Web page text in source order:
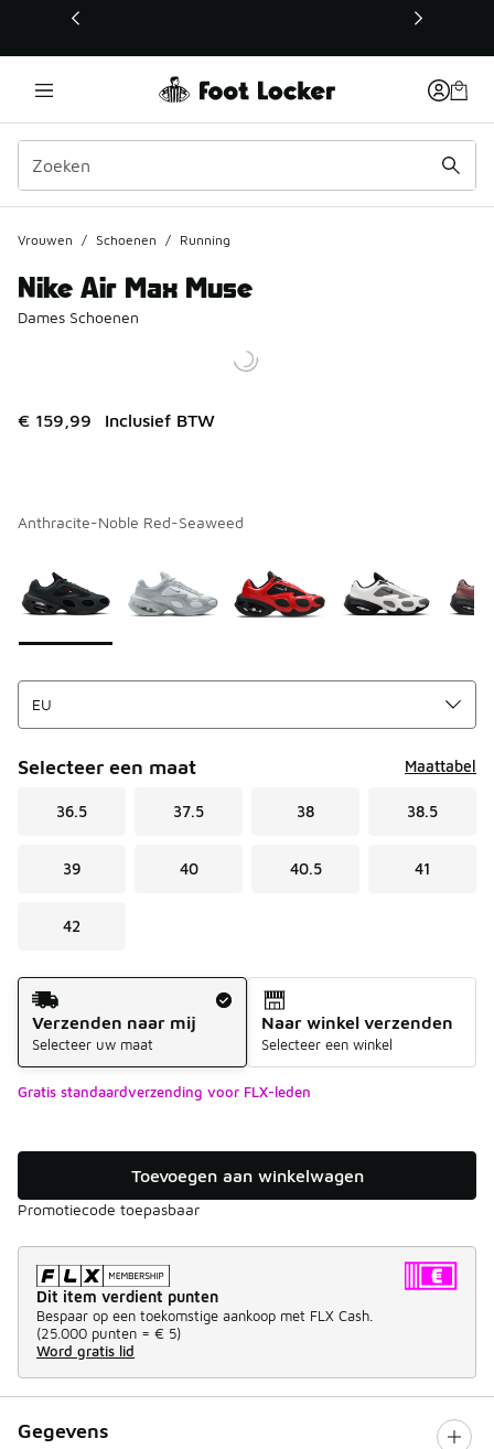
Deze link wordt geopend in een nieuw venster
Vrouwen / Schoenen / Running
Nike Air Max Muse
Dames Schoenen
€ 159,99 Inclusief BTW
Anthracite-Noble Red-Seaweed
Selecteer een maat Maattabel
36.5 37.5 38 38.5
39 40 40.5 41
42
Verzendmethode
Verzenden naar mij
Selecteer uw maat
Naar winkel verzenden
Selecteer een winkel
Gratis standaardverzending voor FLX-leden
Toevoegen aan winkelwagen
Promotiecode toepasbaar
Dit item verdient punten
Bespaar op een toekomstige aankoop met FLX Cash.
(25.000 punten = € 5)
Word gratis lid
Gegevens